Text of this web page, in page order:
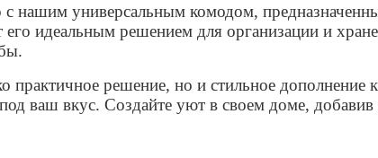
с нашим универсальным комодом,
идеальным решением для организации и
практичное решение, но и стильное
ваш вкус. Создайте уют в своем доме,